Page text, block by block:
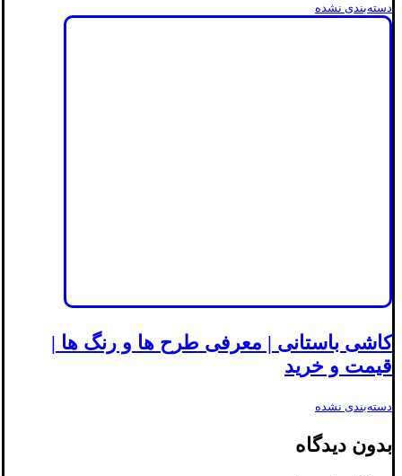
دسته‌بندی نشده
کاشی باستانی | معرفی طرح ها و رنگ ها |
قیمت و خرید
دسته‌بندی نشده
بدون دیدگاه